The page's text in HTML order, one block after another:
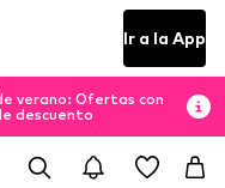
Ir a la App
verano: Ofertas con
descuento